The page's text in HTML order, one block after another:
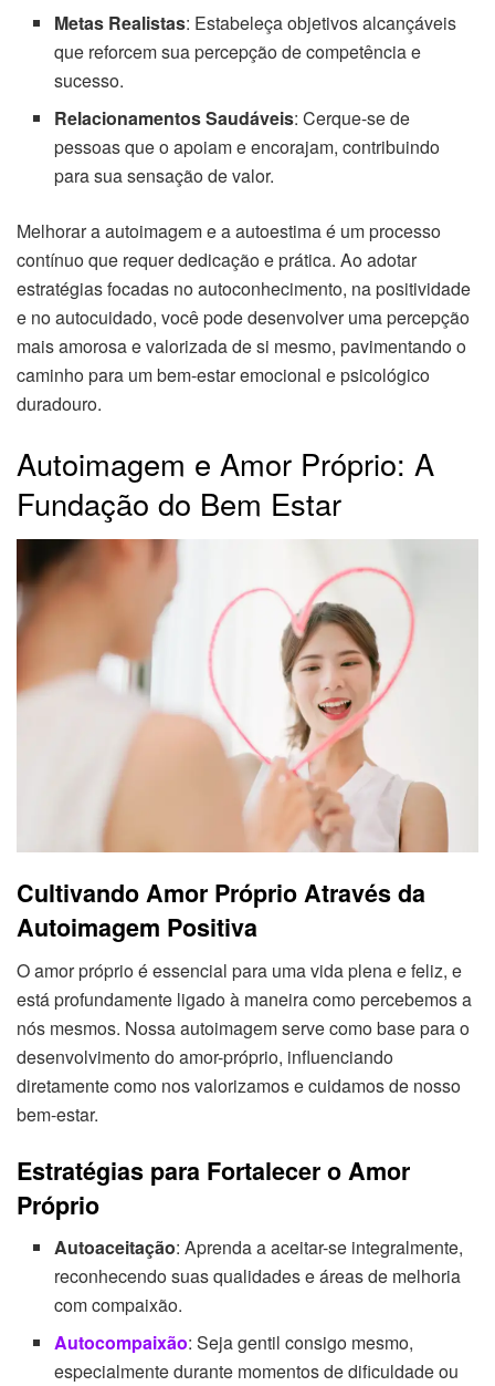
Metas Realistas: Estabeleça objetivos alcançáveis
que reforcem sua percepção de competência e
sucesso.
Relacionamentos Saudáveis: Cerque-se de
pessoas que o apoiam e encorajam, contribuindo
para sua sensação de valor.
Melhorar a autoimagem e a autoestima é um processo
contínuo que requer dedicação e prática. Ao adotar
estratégias focadas no autoconhecimento, na positividade
e no autocuidado, você pode desenvolver uma percepção
mais amorosa e valorizada de si mesmo, pavimentando o
caminho para um bem-estar emocional e psicológico
duradouro.
Autoimagem e Amor Próprio: A
Fundação do Bem Estar
Cultivando Amor Próprio Através da
Autoimagem Positiva
O amor próprio é essencial para uma vida plena e feliz, e
está profundamente ligado à maneira como percebemos a
nós mesmos. Nossa autoimagem serve como base para o
desenvolvimento do amor-próprio, influenciando
diretamente como nos valorizamos e cuidamos de nosso
bem-estar.
Estratégias para Fortalecer o Amor
Próprio
Autoaceitação: Aprenda a aceitar-se integralmente,
reconhecendo suas qualidades e áreas de melhoria
com compaixão.
Autocompaixão: Seja gentil consigo mesmo,
especialmente durante momentos de dificuldade ou